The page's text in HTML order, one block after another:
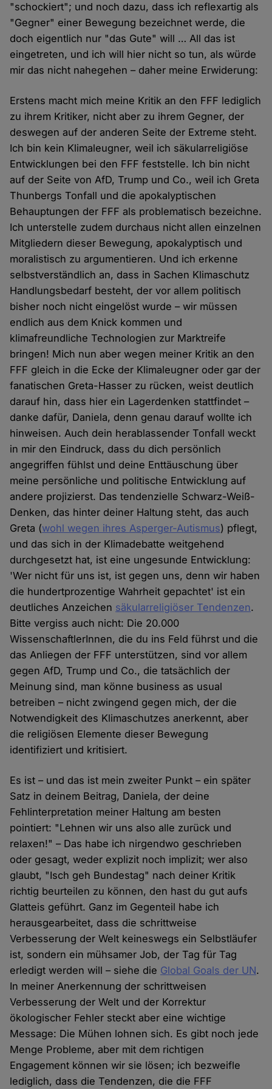
"schockiert"; und noch dazu, dass ich reflexartig als
"Gegner" einer Bewegung bezeichnet werde, die
doch eigentlich nur "das Gute" will … All das ist
eingetreten, und ich will hier nicht so tun, als würde
mir das nicht nahegehen – daher meine Erwiderung:
Erstens macht mich meine Kritik an den FFF lediglich
zu ihrem Kritiker, nicht aber zu ihrem Gegner, der
deswegen auf der anderen Seite der Extreme steht.
Ich bin kein Klimaleugner, weil ich säkularreligiöse
Entwicklungen bei den FFF feststelle. Ich bin nicht
auf der Seite von AfD, Trump und Co., weil ich Greta
Thunbergs Tonfall und die apokalyptischen
Behauptungen der FFF als problematisch bezeichne.
Ich unterstelle zudem durchaus nicht allen einzelnen
Mitgliedern dieser Bewegung, apokalyptisch und
moralistisch zu argumentieren. Und ich erkenne
selbstverständlich an, dass in Sachen Klimaschutz
Handlungsbedarf besteht, der vor allem politisch
bisher noch nicht eingelöst wurde – wir müssen
endlich aus dem Knick kommen und
klimafreundliche Technologien zur Marktreife
bringen! Mich nun aber wegen meiner Kritik an den
FFF gleich in die Ecke der Klimaleugner oder gar der
fanatischen Greta-Hasser zu rücken, weist deutlich
darauf hin, dass hier ein Lagerdenken stattfindet –
danke dafür, Daniela, denn genau darauf wollte ich
hinweisen. Auch dein herablassender Tonfall weckt
in mir den Eindruck, dass du dich persönlich
angegriffen fühlst und deine Enttäuschung über
meine persönliche und politische Entwicklung auf
andere projizierst. Das tendenzielle Schwarz-Weiß-
Denken, das hinter deiner Haltung steht, das auch
Greta (wohl wegen ihres Asperger-Autismus) pflegt,
und das sich in der Klimadebatte weitgehend
durchgesetzt hat, ist eine ungesunde Entwicklung:
'Wer nicht für uns ist, ist gegen uns, denn wir haben
die hundertprozentige Wahrheit gepachtet' ist ein
deutliches Anzeichen säkularreligiöser Tendenzen.
Bitte vergiss auch nicht: Die 20.000
WissenschaftlerInnen, die du ins Feld führst und die
das Anliegen der FFF unterstützen, sind vor allem
gegen AfD, Trump und Co., die tatsächlich der
Meinung sind, man könne business as usual
betreiben – nicht zwingend gegen mich, der die
Notwendigkeit des Klimaschutzes anerkennt, aber
die religiösen Elemente dieser Bewegung
identifiziert und kritisiert.
Es ist – und das ist mein zweiter Punkt – ein später
Satz in deinem Beitrag, Daniela, der deine
Fehlinterpretation meiner Haltung am besten
pointiert: "Lehnen wir uns also alle zurück und
relaxen!" – Das habe ich nirgendwo geschrieben
oder gesagt, weder explizit noch implizit; wer also
glaubt, "Isch geh Bundestag" nach deiner Kritik
richtig beurteilen zu können, den hast du gut aufs
Glatteis geführt. Ganz im Gegenteil habe ich
herausgearbeitet, dass die schrittweise
Verbesserung der Welt keineswegs ein Selbstläufer
ist, sondern ein mühsamer Job, der Tag für Tag
erledigt werden will – siehe die Global Goals der UN.
In meiner Anerkennung der schrittweisen
Verbesserung der Welt und der Korrektur
ökologischer Fehler steckt aber eine wichtige
Message: Die Mühen lohnen sich. Es gibt noch jede
Menge Probleme, aber mit dem richtigen
Engagement können wir sie lösen; ich bezweifle
lediglich, dass die Tendenzen, die die FFF